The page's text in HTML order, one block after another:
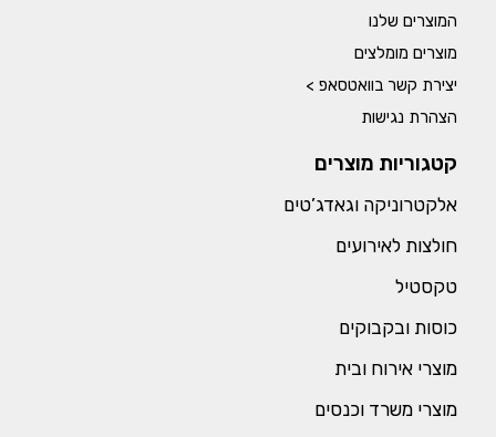
המוצרים שלנו
מוצרים מומלצים
יצירת קשר בוואטסאפ >
הצהרת נגישות
קטגוריות מוצרים
אלקטרוניקה וגאדג’טים
חולצות לאירועים
טקסטיל
כוסות ובקבוקים
מוצרי אירוח ובית
מוצרי משרד וכנסים